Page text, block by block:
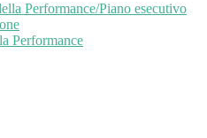
Performance/Piano esecutivo
Performance